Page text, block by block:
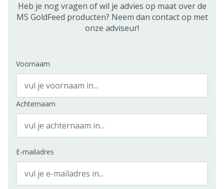
Heb je nog vragen of wil je advies op maat over de
MS GoldFeed producten? Neem dan contact op met
onze adviseur!
Voornaam
Achternaam
E-mailadres